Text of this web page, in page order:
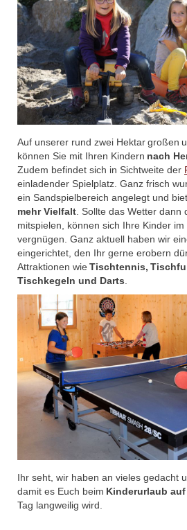
Auf unserer rund zwei Hektar großen
können Sie mit Ihren Kindern nach
Zudem befindet sich in Sichtweite der
einladender Spielplatz. Ganz frisch
ein Sandspielbereich angelegt und
mehr Vielfalt. Sollte das Wetter dann
mitspielen, können sich Ihre Kinder
vergnügen. Ganz aktuell haben wir
eingerichtet, den Ihr gerne erobern
Attraktionen wieTischtennis,
Tischkegeln und Darts.
Ihr seht, wir haben an vieles gedacht
damit es Euch beim Kinderurlaub
Tag langweilig wird.